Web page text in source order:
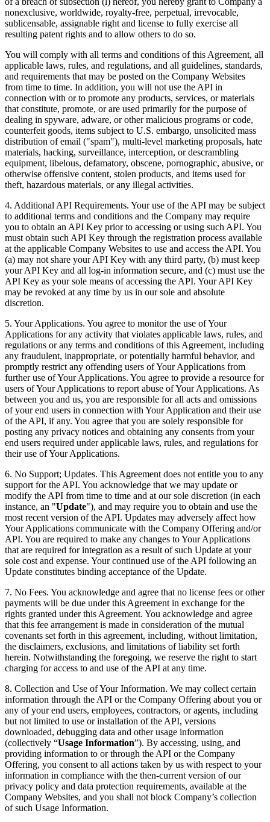
nonexclusive, worldwide, royalty-free, perpetual, irrevocable,
sublicensable, assignable right and license to fully exercise all
resulting patent rights and to allow others to do so.
You will comply with all terms and conditions of this Agreement, all
applicable laws, rules, and regulations, and all guidelines, standards,
and requirements that may be posted on the Company Websites
from time to time. In addition, you will not use the API in
connection with or to promote any products, services, or materials
that constitute, promote, or are used primarily for the purpose of
dealing in spyware, adware, or other malicious programs or code,
counterfeit goods, items subject to U.S. embargo, unsolicited mass
distribution of email ("spam"), multi-level marketing proposals, hate
materials, hacking, surveillance, interception, or descrambling
equipment, libelous, defamatory, obscene, pornographic, abusive, or
otherwise offensive content, stolen products, and items used for
theft, hazardous materials, or any illegal activities.
4. Additional API Requirements. Your use of the API may be subject
to additional terms and conditions and the Company may require
you to obtain an API Key prior to accessing or using such API. You
must obtain such API Key through the registration process available
at the applicable Company Websites to use and access the API. You
(a) may not share your API Key with any third party, (b) must keep
your API Key and all log-in information secure, and (c) must use the
API Key as your sole means of accessing the API. Your API Key
may be revoked at any time by us in our sole and absolute
discretion.
5. Your Applications. You agree to monitor the use of Your
Applications for any activity that violates applicable laws, rules, and
regulations or any terms and conditions of this Agreement, including
any fraudulent, inappropriate, or potentially harmful behavior, and
promptly restrict any offending users of Your Applications from
further use of Your Applications. You agree to provide a resource for
users of Your Applications to report abuse of Your Applications. As
between you and us, you are responsible for all acts and omissions
of your end users in connection with Your Application and their use
of the API, if any. You agree that you are solely responsible for
posting any privacy notices and obtaining any consents from your
end users required under applicable laws, rules, and regulations for
their use of Your Applications.
6. No Support; Updates. This Agreement does not entitle you to any
support for the API. You acknowledge that we may update or
modify the API from time to time and at our sole discretion (in each
instance, an "Update"), and may require you to obtain and use the
most recent version of the API. Updates may adversely affect how
Your Applications communicate with the Company Offering and/or
API. You are required to make any changes to Your Applications
that are required for integration as a result of such Update at your
sole cost and expense. Your continued use of the API following an
Update constitutes binding acceptance of the Update.
7. No Fees. You acknowledge and agree that no license fees or other
payments will be due under this Agreement in exchange for the
rights granted under this Agreement. You acknowledge and agree
that this fee arrangement is made in consideration of the mutual
covenants set forth in this agreement, including, without limitation,
the disclaimers, exclusions, and limitations of liability set forth
herein. Notwithstanding the foregoing, we reserve the right to start
charging for access to and use of the API at any time.
8. Collection and Use of Your Information. We may collect certain
information through the API or the Company Offering about you or
any of your end users, employees, contractors, or agents, including
but not limited to use or installation of the API, versions
downloaded, debugging data and other usage information
(collectively “Usage Information”). By accessing, using, and
providing information to or through the API or the Company
Offering, you consent to all actions taken by us with respect to your
information in compliance with the then-current version of our
privacy policy and data protection requirements, available at the
Company Websites, and you shall not block Company’s collection
of such Usage Information.